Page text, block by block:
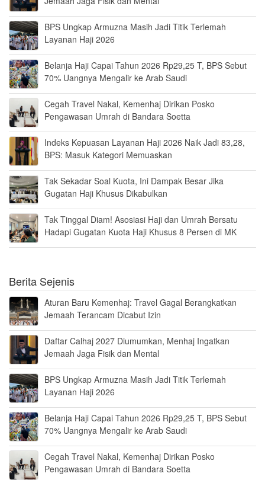
BPS Ungkap Armuzna Masih Jadi Titik Terlemah
Layanan Haji 2026
Belanja Haji Capai Tahun 2026 Rp29,25 T, BPS Sebut
70% Uangnya Mengalir ke Arab Saudi
Cegah Travel Nakal, Kemenhaj Dirikan Posko
Pengawasan Umrah di Bandara Soetta
Indeks Kepuasan Layanan Haji 2026 Naik Jadi 83,28,
BPS: Masuk Kategori Memuaskan
Tak Sekadar Soal Kuota, Ini Dampak Besar Jika
Gugatan Haji Khusus Dikabulkan
Tak Tinggal Diam! Asosiasi Haji dan Umrah Bersatu
Hadapi Gugatan Kuota Haji Khusus 8 Persen di MK
Berita Sejenis
Aturan Baru Kemenhaj: Travel Gagal Berangkatkan
Jemaah Terancam Dicabut Izin
Daftar Calhaj 2027 Diumumkan, Menhaj Ingatkan
Jemaah Jaga Fisik dan Mental
BPS Ungkap Armuzna Masih Jadi Titik Terlemah
Layanan Haji 2026
Belanja Haji Capai Tahun 2026 Rp29,25 T, BPS Sebut
70% Uangnya Mengalir ke Arab Saudi
Cegah Travel Nakal, Kemenhaj Dirikan Posko
Pengawasan Umrah di Bandara Soetta